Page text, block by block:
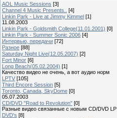
AOL Music Sessions [3]
Channel 4 Music Presents..
[4]
Linkin Park - Live at Jimmy Kimmel [1]
11.08.2003
Linkin Park - Goldsmith College(11.01.2001) [0]
Linkin Park - Summer Sonic 2006 [4]
Интервью, передачи [72]
Разное [88]
Saturday Night Live(12.05.2007) [2]
Fort Minor [6]
Long Beach(05.02.2004) [1]
Качество видео не очень, а вот аудио норм
LPTV [105]
Third Encore Session [5]
Toronto, Canada, SkyDome [0]
05.07.2003
CD/DVD "Road to Revolution" [0]
Разные видео связанные с новым CD/DVD LP
DVD's [8]